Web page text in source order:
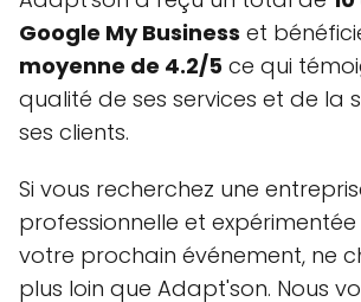
Google My Business et
moyenne de 4.2/5 ce qui
qualité de ses services et de la
ses clients.
Si vous recherchez une
professionnelle et
votre prochain événement, ne
plus loin que Adapt'son. Nous